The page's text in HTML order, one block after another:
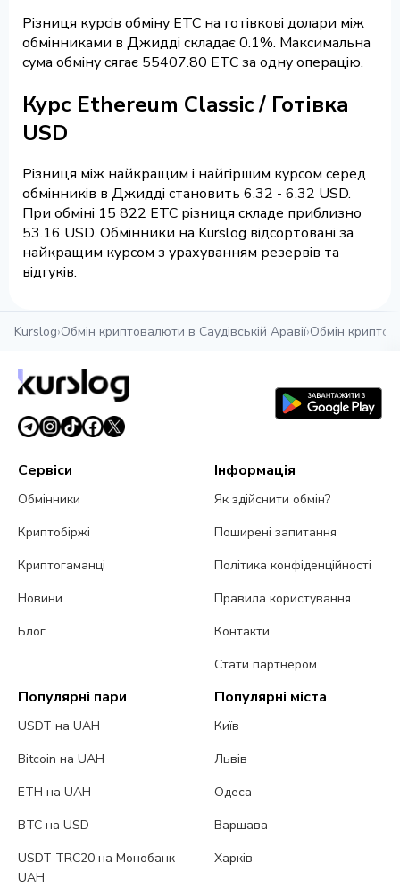
Різниця курсів обміну ETC на готівкові долари між
обмінниками в Джидді складає 0.1%. Максимальна
сума обміну сягає 55407.80 ETC за одну операцію.
Курс Ethereum Classic / Готівка
USD
Різниця між найкращим і найгіршим курсом серед
обмінників в Джидді становить 6.32 - 6.32 USD.
При обміні 15 822 ETC різниця складе приблизно
53.16 USD. Обмінники на Kurslog відсортовані за
найкращим курсом з урахуванням резервів та
відгуків.
Kurslog›Обмін криптовалюти в Саудівській Аравії›Обмін
Сервіси
Обмінники
Криптобіржі
Криптогаманці
Новини
Блог
Інформація
Як здійснити обмін?
Поширені запитання
Політика конфіденційності
Правила користування
Контакти
Стати партнером
Популярні пари
USDT на UAH
Bitcoin на UAH
ETH на UAH
BTC на USD
USDT TRC20 на Монобанк
UAH
Популярні міста
Київ
Львів
Одеса
Варшава
Харків